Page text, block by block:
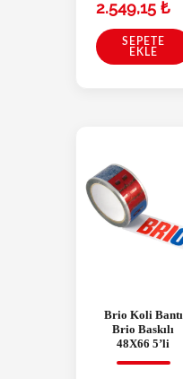
2.549,15 ₺
SEPETE
EKLE
Brio Koli Bantı
Brio Baskılı
48X66 5’li